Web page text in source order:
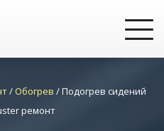
/ Обогрев /Подогрев сидений
ремонт